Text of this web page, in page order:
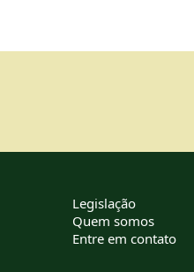
Legislação
Quem somos
Entre em contato